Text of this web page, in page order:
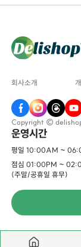
회사소개
Copyright ©
운영시간
평일 10:00AM ~
점심 01:00PM ~
(주말/공휴일 휴무)